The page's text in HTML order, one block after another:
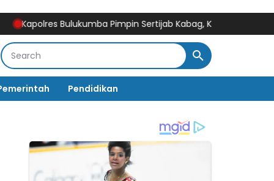
Bulukumba Pimpin Sertijab Kabag, Kasat, Kapolsek,
Pendidikan